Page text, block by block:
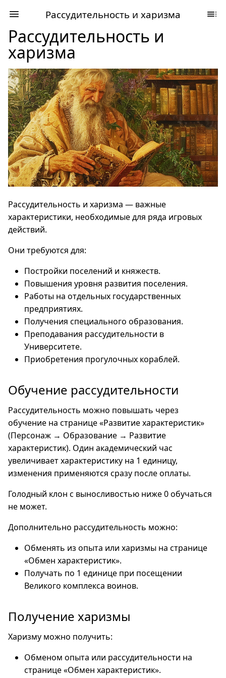
Рассудительность и харизма
Рассудительность и
харизма
Рассудительность и харизма — важные
характеристики, необходимые для ряда игровых
действий.
Они требуются для:
Постройки поселений и княжеств.
Повышения уровня развития поселения.
Работы на отдельных государственных
предприятиях.
Получения специального образования.
Преподавания рассудительности в
Университете.
Приобретения прогулочных кораблей.
Обучение рассудительности
Рассудительность можно повышать через
обучение на странице «Развитие характеристик»
(Персонаж → Образование → Развитие
характеристик). Один академический час
увеличивает характеристику на 1 единицу,
изменения применяются сразу после оплаты.
Голодный клон с выносливостью ниже 0 обучаться
не может.
Дополнительно рассудительность можно:
Обменять из опыта или харизмы на странице
«Обмен характеристик».
Получать по 1 единице при посещении
Великого комплекса воинов.
Получение харизмы
Харизму можно получить:
Обменом опыта или рассудительности на
странице «Обмен характеристик».